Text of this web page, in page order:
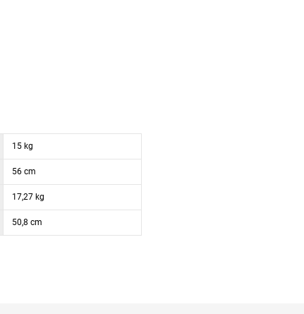
15 kg
56 cm
17,27 kg
50,8 cm